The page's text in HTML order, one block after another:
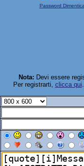
Password
Nota: Devi essere
Per registrarti, clicca qui